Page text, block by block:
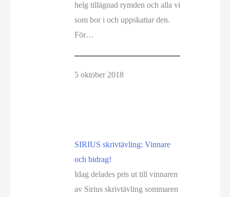
helg tillägnad rymden och alla vi
som bor i och uppskattar den.
För…
5 oktober 2018
SIRIUS skrivtävling: Vinnare
och bidrag!
Idag delades pris ut till vinnaren
av Sirius skrivtävling sommaren